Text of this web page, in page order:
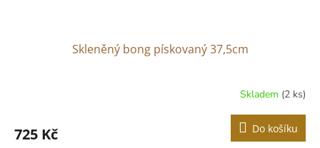
Skleněný bong pískovaný 37,5cm
Skladem (2 ks)
725 Kč Do košíku